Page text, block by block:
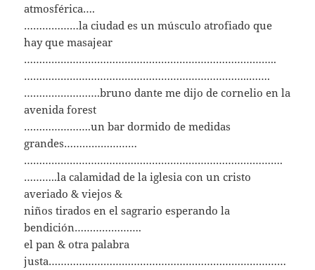
atmosférica….
………………la ciudad es un músculo atrofiado que
hay que masajear
………………………………………………………………………..
………………………………………………………………..…….
…………………….bruno dante me dijo de cornelio en la
avenida forest
………………….un bar dormido de medidas
grandes……………………
………………………………………………………………………….
………..la calamidad de la iglesia con un cristo
averiado & viejos &
niños tirados en el sagrario esperando la
bendición………………….
el pan & otra palabra
justa……………………………………………………………………